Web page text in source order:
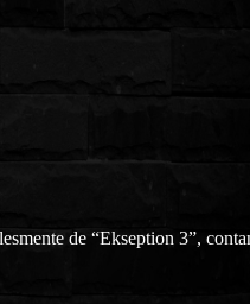
de “Ekseption 3”,